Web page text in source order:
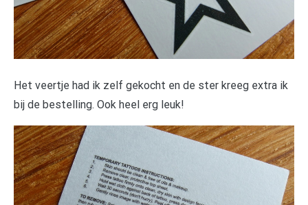
Het veertje had ik zelf gekocht en de ster kreeg extra ik
bij de bestelling. Ook heel erg leuk!